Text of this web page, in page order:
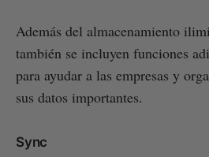
Además del almacenamiento
también se incluyen funciones
para ayudar a las empresas y
sus datos importantes.
Sync